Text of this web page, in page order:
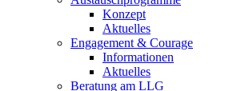
Konzept
Aktuelles
Engagement & Courage
Informationen
Aktuelles
Beratung am LLG